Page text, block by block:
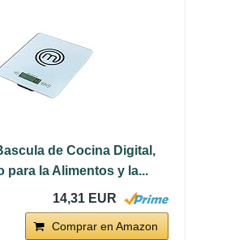
de Cocina Digital,
para la Alimentos y la...
14,31 EUR
Comprar en Amazon